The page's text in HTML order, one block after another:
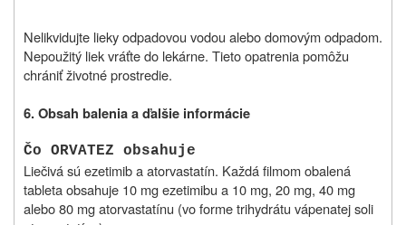
Nelikvidujte lieky odpadovou vodou alebo domovým odpadom.
Nepoužitý liek vráťte do lekárne. Tieto opatrenia pomôžu
chrániť životné prostredie.
6. Obsah balenia a ďalšie informácie
Čo ORVATEZ obsahuje
Liečivá sú ezetimib a atorvastatín. Každá filmom obalená
tableta obsahuje 10 mg ezetimibu a 10 mg, 20 mg, 40 mg
alebo 80 mg atorvastatínu (vo forme trihydrátu vápenatej soli